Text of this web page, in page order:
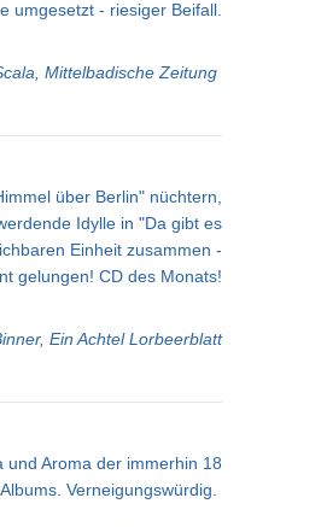
umgesetzt - riesiger Beifall.
Mittelbadische Zeitung
über Berlin" nüchtern,
Idylle in "Da gibt es
Einheit zusammen -
gelungen! CD des Monats!
Ein Achtel Lorbeerblatt
und Aroma der immerhin 18
Verneigungswürdig.